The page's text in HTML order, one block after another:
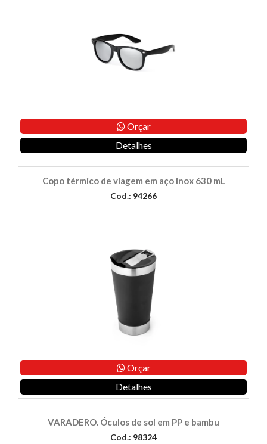
Orçar
Detalhes
Copo térmico de viagem em aço inox 630 mL
Cod.: 94266
Orçar
Detalhes
VARADERO. Óculos de sol em PP e bambu
Cod.: 98324